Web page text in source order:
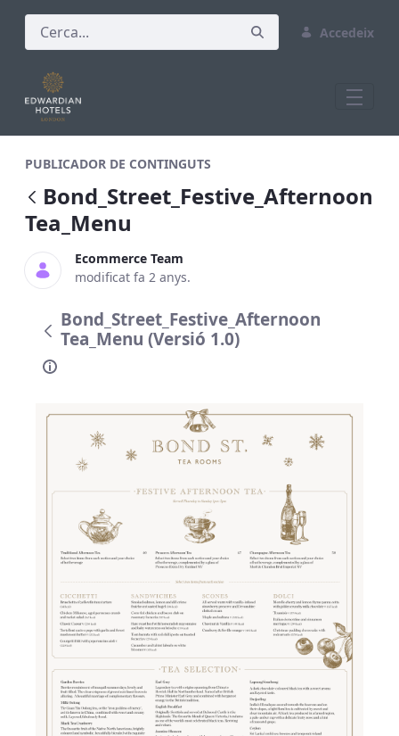
Accedeix
PUBLICADOR DE CONTINGUTS
Bond_Street_Festive_Afternoon
Tea_Menu
Ecommerce Team
modificat fa 2 anys.
Bond_Street_Festive_Afternoon
Tea_Menu (Versió 1.0)